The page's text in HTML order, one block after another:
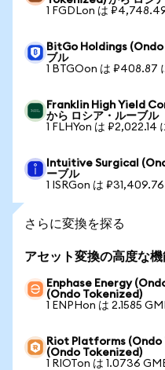
1 FGDLon は
BitGo Holdings (Ondo
ブル
1 BTGOon は ₽408.87
Franklin High Yield
から ロシア・ルーブル
1 FLHYon は ₽2,022.14
Intuitive Surgical
ーブル
1 ISRGon は
さらに変換を探る
アセット変換の高度な機
Enphase Energy
(Ondo Tokenized)
1 ENPHon は 2.1585
Riot Platforms (Ondo
(Ondo Tokenized)
1 RIOTon は 1.0736